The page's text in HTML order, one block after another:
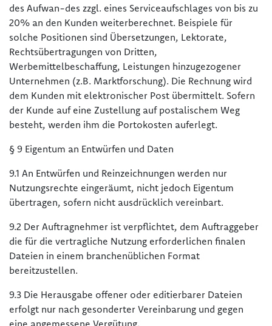
des Aufwan-des zzgl. eines Serviceaufschlages von bis zu
20% an den Kunden weiterberechnet. Beispiele für
solche Positionen sind Übersetzungen, Lektorate,
Rechtsübertragungen von Dritten,
Werbemittelbeschaffung, Leistungen hinzugezogener
Unternehmen (z.B. Marktforschung). Die Rechnung wird
dem Kunden mit elektronischer Post übermittelt. Sofern
der Kunde auf eine Zustellung auf postalischem Weg
besteht, werden ihm die Portokosten auferlegt.
§ 9 Eigentum an Entwürfen und Daten
9.1 An Entwürfen und Reinzeichnungen werden nur
Nutzungsrechte eingeräumt, nicht jedoch Eigentum
übertragen, sofern nicht ausdrücklich vereinbart.
9.2 Der Auftragnehmer ist verpflichtet, dem Auftraggeber
die für die vertragliche Nutzung erforderlichen finalen
Dateien in einem branchenüblichen Format
bereitzustellen.
9.3 Die Herausgabe offener oder editierbarer Dateien
erfolgt nur nach gesonderter Vereinbarung und gegen
eine angemessene Vergütung.